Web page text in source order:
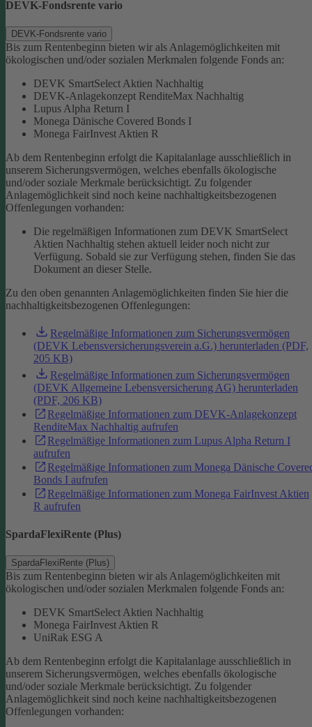
DEVK-Fondsrente vario
DEVK-Fondsrente vario
Bis zum Rentenbeginn bieten wir als Anlagemöglichkeiten mit
ökologischen und/oder sozialen Merkmalen folgende Fonds an:
DEVK SmartSelect Aktien Nachhaltig
DEVK-Anlagekonzept RenditeMax Nachhaltig
Lupus Alpha Return I
Monega Dänische Covered Bonds I
Monega FairInvest Aktien R
Ab dem Rentenbeginn erfolgt die Kapitalanlage ausschließlich in
unserem Sicherungsvermögen, welches ebenfalls ökologische
und/oder soziale Merkmale berücksichtigt. Zu folgender
Anlagemöglichkeit sind noch keine nachhaltigkeitsbezogenen
Offenlegungen vorhanden:
Die regelmäßigen Informationen zum DEVK SmartSelect
Aktien Nachhaltig stehen aktuell leider noch nicht zur
Verfügung. Sobald sie zur Verfügung stehen, finden Sie das
Dokument an dieser Stelle.
Zu den oben genannten Anlagemöglichkeiten finden Sie hier die
nachhaltigkeitsbezogenen Offenlegungen:
Regelmäßige Informationen zum Sicherungsvermögen
(DEVK Lebensversicherungsverein a.G.) herunterladen (PDF,
205 KB)
Regelmäßige Informationen zum Sicherungsvermögen
(DEVK Allgemeine Lebensversicherung AG) herunterladen
(PDF, 206 KB)
Regelmäßige Informationen zum DEVK-Anlagekonzept
RenditeMax Nachhaltig aufrufen
Regelmäßige Informationen zum Lupus Alpha Return I
aufrufen
Regelmäßige Informationen zum Monega Dänische
Bonds I aufrufen
Regelmäßige Informationen zum Monega FairInvest Aktien
R aufrufen
SpardaFlexiRente (Plus)
SpardaFlexiRente (Plus)
Bis zum Rentenbeginn bieten wir als Anlagemöglichkeiten mit
ökologischen und/oder sozialen Merkmalen folgende Fonds an:
DEVK SmartSelect Aktien Nachhaltig
Monega FairInvest Aktien R
UniRak ESG A
Ab dem Rentenbeginn erfolgt die Kapitalanlage ausschließlich in
unserem Sicherungsvermögen, welches ebenfalls ökologische
und/oder soziale Merkmale berücksichtigt. Zu folgender
Anlagemöglichkeit sind noch keine nachhaltigkeitsbezogenen
Offenlegungen vorhanden: